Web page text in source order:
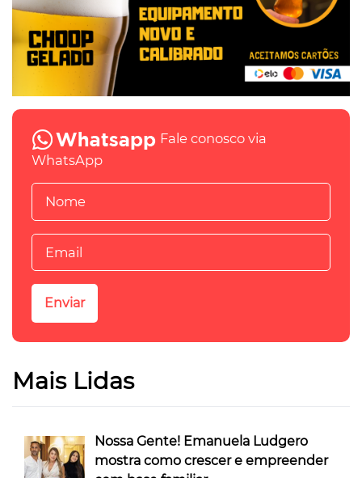
Fale conosco via
WhatsApp
Mais Lidas
Nossa Gente! Emanuela Ludgero
mostra como crescer e empreender